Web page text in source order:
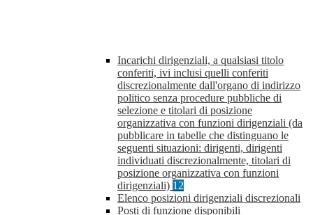
Incarichi dirigenziali, a qualsiasi titolo
conferiti, ivi inclusi quelli conferiti
discrezionalmente dall'organo di indirizzo
politico senza procedure pubbliche di
selezione e titolari di posizione
organizzativa con funzioni dirigenziali (da
pubblicare in tabelle che distinguano le
seguenti situazioni: dirigenti, dirigenti
individuati discrezionalmente, titolari di
posizione organizzativa con funzioni
dirigenziali) 12
Elenco posizioni dirigenziali discrezionali
Posti di funzione disponibili